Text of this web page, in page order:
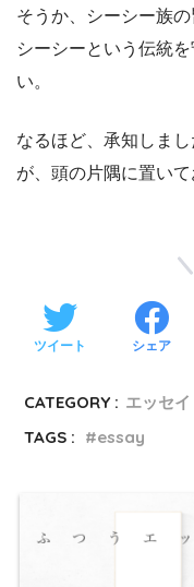
そうか、シーシー族
シーシーという伝統
い。
なるほど、承知しま
が、頭の片隅に置いて
ツイート シェア
CATEGORY : エッセイ
TAGS :
essay